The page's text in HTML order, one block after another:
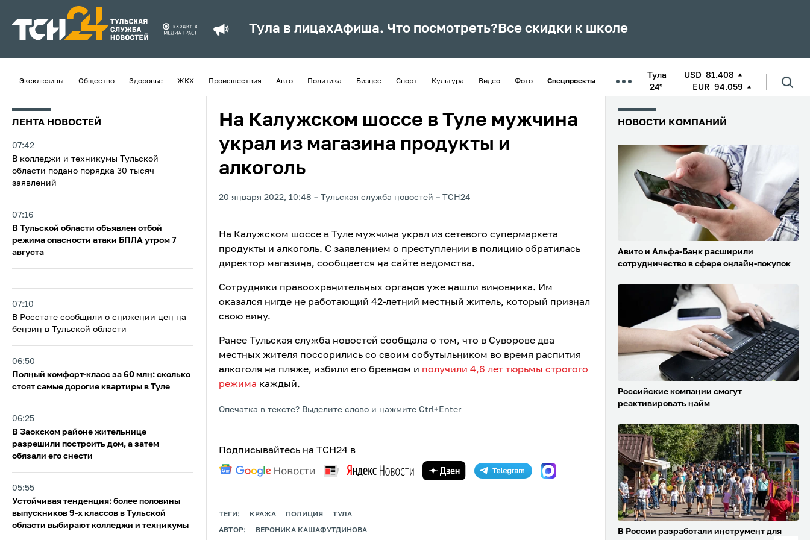
Тула в лицахАфиша. Что посмотреть? Все скидки к школе
Эксклюзивы Общество Здоровье ЖКХ Происшествия Авто Политика Бизнес Спорт Культура Видео Фото Спецпроекты
Тула
24°
USD 81.408
EUR 94.059
ЛЕНТА НОВОСТЕЙ
07:42
В колледжи и техникумы Тульской
области подано порядка 30 тысяч
заявлений
07:16
В Тульской области объявлен отбой
режима опасности атаки БПЛА утром 7
августа
07:10
В Росстате сообщили о снижении цен на
бензин в Тульской области
06:50
Полный комфорт-класс за 60 млн: сколько
стоят самые дорогие квартиры в Туле
06:25
В Заокском районе жительнице
разрешили построить дом, а затем
обязали его снести
05:55
Устойчивая тенденция: более половины
выпускников 9‑х классов в Тульской
области выбирают колледжи и техникумы
На Калужском шоссе в Туле мужчина
украл из магазина продукты и
алкоголь
20 января 2022, 10:48 Тульская служба новостей ТСН24
На Калужском шоссе в Туле мужчина украл из сетевого супермаркета
продукты и алкоголь. С заявлением о преступлении в полицию обратилась
директор магазина, сообщается на сайте ведомства.
Сотрудники правоохранительных органов уже нашли виновника. Им
оказался нигде не работающий 42-летний местный житель, который признал
свою вину.
Ранее Тульская служба новостей сообщала о том, что в Суворове два
местных жителя поссорились со своим собутыльником во время распития
алкоголя на пляже, избили его бревном и получили 4,6 лет тюрьмы строгого
режима каждый.
Опечатка в тексте? Выделите слово и нажмите Ctrl+Enter
Подписывайтесь на ТСН24 в
ТЕГИ: КРАЖА ПОЛИЦИЯ ТУЛА
АВТОР: ВЕРОНИКА КАШАФУТДИНОВА
НОВОСТИ КОМПАНИЙ
Авито и Альфа-Банк расширили
сотрудничество в сфере онлайн-покупок
Российские компании смогут
реактивировать найм
В России разработали инструмент для